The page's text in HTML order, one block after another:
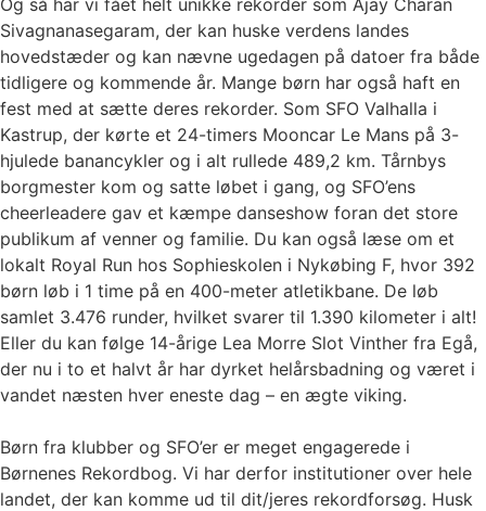
Sivagnanasegaram, der kan huske verdens landes
hovedstæder og kan nævne ugedagen på datoer fra både
tidligere og kommende år. Mange børn har også haft en
fest med at sætte deres rekorder. Som SFO Valhalla i
Kastrup, der kørte et 24-timers Mooncar Le Mans på 3-
hjulede banancykler og i alt rullede 489,2 km. Tårnbys
borgmester kom og satte løbet i gang, og SFO’ens
cheerleadere gav et kæmpe danseshow foran det store
publikum af venner og familie. Du kan også læse om et
lokalt Royal Run hos Sophieskolen i Nykøbing F, hvor 392
børn løb i 1 time på en 400-meter atletikbane. De løb
samlet 3.476 runder, hvilket svarer til 1.390 kilometer i alt!
Eller du kan følge 14-årige Lea Morre Slot Vinther fra Egå,
der nu i to et halvt år har dyrket helårsbadning og været i
vandet næsten hver eneste dag – en ægte viking.
Børn fra klubber og SFO’er er meget engagerede i
Børnenes Rekordbog. Vi har derfor institutioner over hele
landet, der kan komme ud til dit/jeres rekordforsøg. Husk